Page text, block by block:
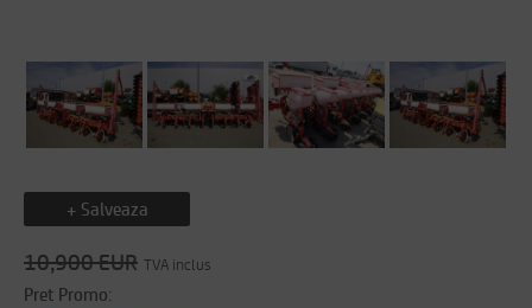
+ Salveaza
10,900 EUR TVA inclus
Pret Promo: